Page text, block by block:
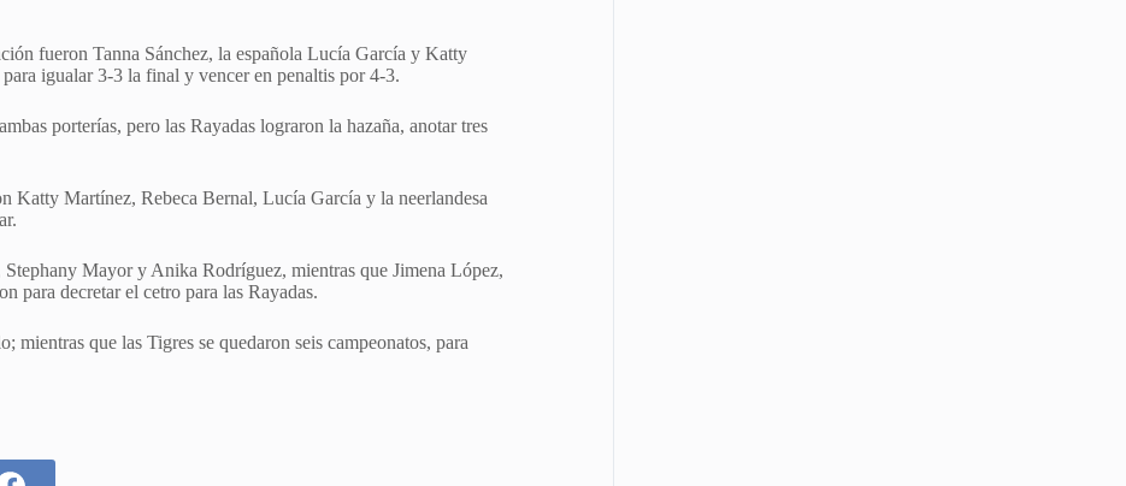
fueron Tanna Sánchez, la española Lucía García y Katty
igualar 3-3 la final y vencer en penaltis por 4-3.
porterías, pero las Rayadas lograron la hazaña, anotar tres
Katty Martínez, Rebeca Bernal, Lucía García y la neerlandesa
Mayor y Anika Rodríguez, mientras que Jimena López,
para decretar el cetro para las Rayadas.
mientras que las Tigres se quedaron seis campeonatos, para